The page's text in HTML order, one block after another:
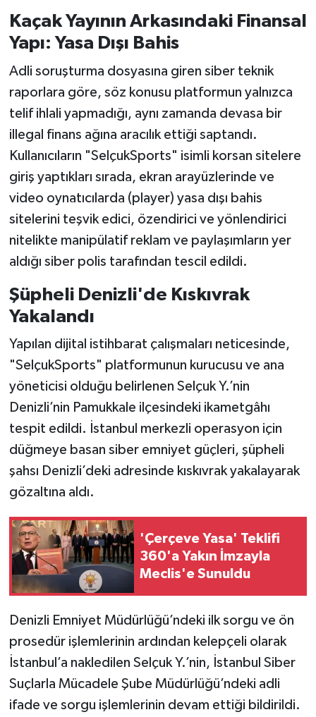
Kaçak Yayının Arkasındaki Finansal
Yapı: Yasa Dışı Bahis
Adli soruşturma dosyasına giren siber teknik
raporlara göre, söz konusu platformun yalnızca
telif ihlali yapmadığı, aynı zamanda devasa bir
illegal finans ağına aracılık ettiği saptandı.
Kullanıcıların "SelçukSports" isimli korsan sitelere
giriş yaptıkları sırada, ekran arayüzlerinde ve
video oynatıcılarda (player) yasa dışı bahis
sitelerini teşvik edici, özendirici ve yönlendirici
nitelikte manipülatif reklam ve paylaşımların yer
aldığı siber polis tarafından tescil edildi.
Şüpheli Denizli'de Kıskıvrak
Yakalandı
Yapılan dijital istihbarat çalışmaları neticesinde,
"SelçukSports" platformunun kurucusu ve ana
yöneticisi olduğu belirlenen Selçuk Y.’nin
Denizli’nin Pamukkale ilçesindeki ikametgâhı
tespit edildi. İstanbul merkezli operasyon için
düğmeye basan siber emniyet güçleri, şüpheli
şahsı Denizli’deki adresinde kıskıvrak yakalayarak
gözaltına aldı.
'Çerçeve Yasa' Teklifi
360'a Yakın İmzayla
Meclis'e Sunuldu
Denizli Emniyet Müdürlüğü’ndeki ilk sorgu ve ön
prosedür işlemlerinin ardından kelepçeli olarak
İstanbul’a nakledilen Selçuk Y.’nin, İstanbul Siber
Suçlarla Mücadele Şube Müdürlüğü’ndeki adli
ifade ve sorgu işlemlerinin devam ettiği bildirildi.